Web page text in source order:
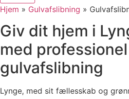
Hjem » Gulvafslibning »
Giv dit hjem i
med professionel
gulvafslibning
Lynge, med sit fællesskab og